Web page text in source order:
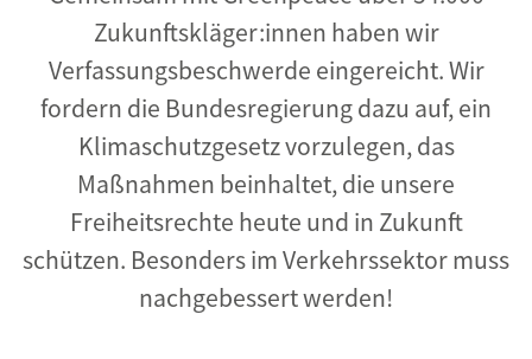
Zukunftskläger:innen haben wir
Verfassungsbeschwerde eingereicht. Wir
fordern die Bundesregierung dazu auf, ein
Klimaschutzgesetz vorzulegen, das
Maßnahmen beinhaltet, die unsere
Freiheitsrechte heute und in Zukunft
schützen. Besonders im Verkehrssektor muss
nachgebessert werden!